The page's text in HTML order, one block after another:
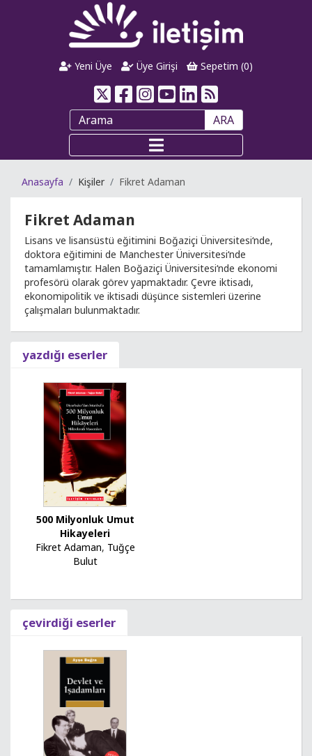
Yeni Üye Üye Girişi Sepetim (0)
ARA
Anasayfa Kişiler Fikret Adaman
Fikret Adaman
Lisans ve lisansüstü eğitimini Boğaziçi Üniversitesi‘nde,
doktora eğitimini de Manchester Üniversitesi‘nde
tamamlamıştır. Halen Boğaziçi Üniversitesi‘nde ekonomi
profesörü olarak görev yapmaktadır. Çevre iktisadı,
ekonomipolitik ve iktisadi düşünce sistemleri üzerine
çalışmaları bulunmaktadır.
yazdığı eserler
500 Milyonluk Umut
Hikayeleri
Fikret Adaman, Tuğçe
Bulut
çevirdiği eserler